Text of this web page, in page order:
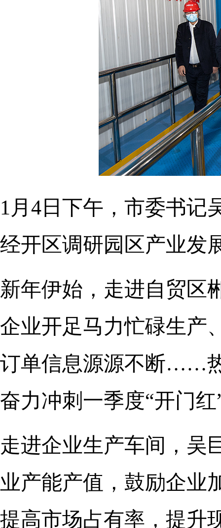
1月4日下午，市委书记
经开区调研园区产业发
新年伊始，走进自贸区
企业开足马力忙碌生产
订单信息源源不断……
奋力冲刺一季度“开门红
走进企业生产车间，吴
业产能产值，鼓励企业
提高市场占有率，提升